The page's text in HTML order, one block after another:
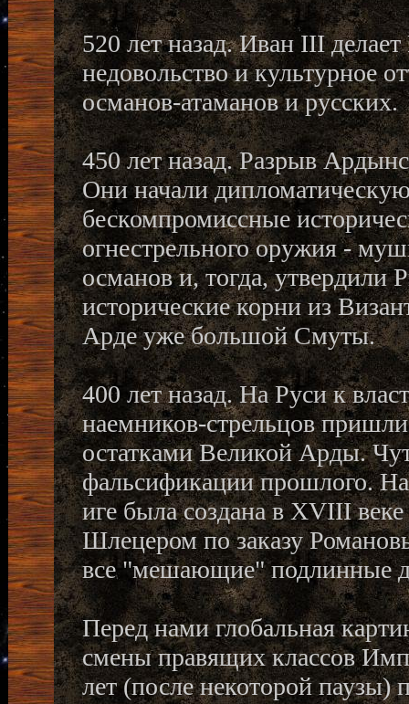
520 лет назад. Иван III
недовольство и культурное
османов-атаманов и русских.
450 лет назад. Разрыв
Они начали
бескомпромиссные
огнестрельного оружия -
османов и, тогда, утвердили
исторические корни из
Арде уже большой Смуты.
400 лет назад. На Руси к
наемников-стрельцов
остатками Великой Арды.
фальсификации прошлого.
иге была создана в XVIII
Шлецером по заказу
все "мешающие" подлинные
Перед нами глобальная
смены правящих классов
лет (после некоторой паузы)